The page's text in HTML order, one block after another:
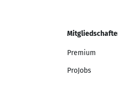
Premium
ProJobs